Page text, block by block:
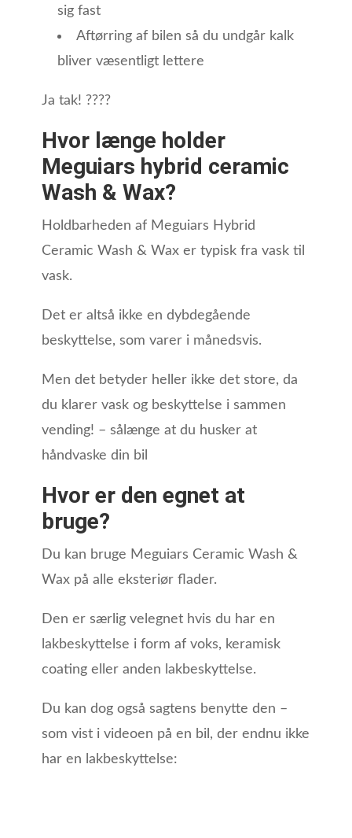
sig fast
Aftørring af bilen så du undgår kalk
bliver væsentligt lettere
Ja tak! ????
Hvor længe holder
Meguiars hybrid ceramic
Wash & Wax?
Holdbarheden af Meguiars Hybrid
Ceramic Wash & Wax er typisk fra vask til
vask.
Det er altså ikke en dybdegående
beskyttelse, som varer i månedsvis.
Men det betyder heller ikke det store, da
du klarer vask og beskyttelse i sammen
vending! – sålænge at du husker at
håndvaske din bil
Hvor er den egnet at
bruge?
Du kan bruge Meguiars Ceramic Wash &
Wax på alle eksteriør flader.
Den er særlig velegnet hvis du har en
lakbeskyttelse i form af voks, keramisk
coating eller anden lakbeskyttelse.
Du kan dog også sagtens benytte den –
som vist i videoen på en bil, der endnu ikke
har en lakbeskyttelse: